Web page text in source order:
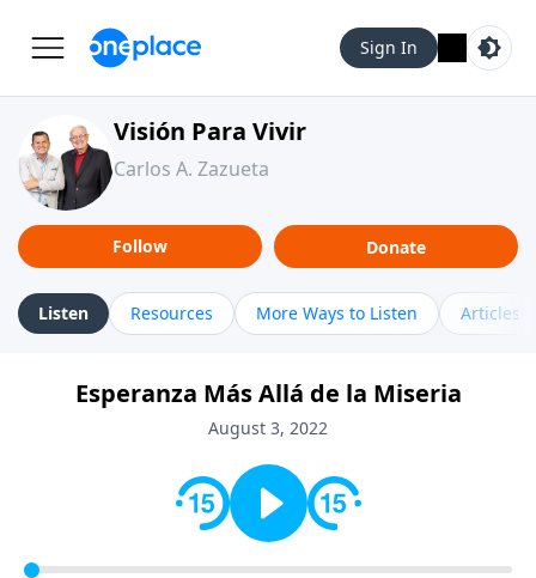
Sign In
Visión Para Vivir
Carlos A. Zazueta
Follow Donate
Listen Resources More Ways to Listen Articles
Esperanza Más Allá de la Miseria
August 3, 2022